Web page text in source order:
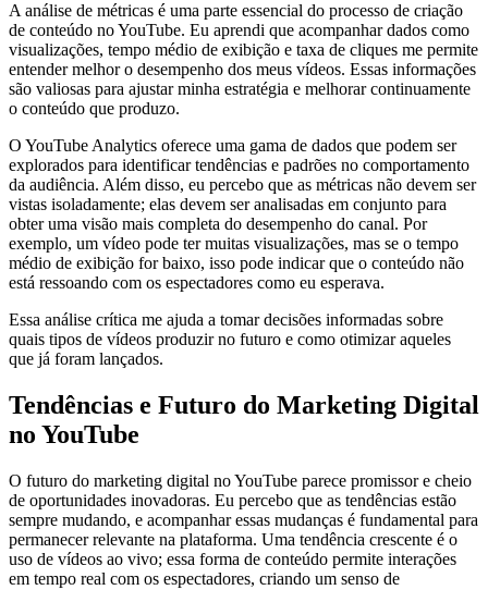
A análise de métricas é uma parte essencial do processo de criação
de conteúdo no YouTube. Eu aprendi que acompanhar dados como
visualizações, tempo médio de exibição e taxa de cliques me permite
entender melhor o desempenho dos meus vídeos. Essas informações
são valiosas para ajustar minha estratégia e melhorar continuamente
o conteúdo que produzo.
O YouTube Analytics oferece uma gama de dados que podem ser
explorados para identificar tendências e padrões no comportamento
da audiência. Além disso, eu percebo que as métricas não devem ser
vistas isoladamente; elas devem ser analisadas em conjunto para
obter uma visão mais completa do desempenho do canal. Por
exemplo, um vídeo pode ter muitas visualizações, mas se o tempo
médio de exibição for baixo, isso pode indicar que o conteúdo não
está ressoando com os espectadores como eu esperava.
Essa análise crítica me ajuda a tomar decisões informadas sobre
quais tipos de vídeos produzir no futuro e como otimizar aqueles
que já foram lançados.
Tendências e Futuro do Marketing Digital
no YouTube
O futuro do marketing digital no YouTube parece promissor e cheio
de oportunidades inovadoras. Eu percebo que as tendências estão
sempre mudando, e acompanhar essas mudanças é fundamental para
permanecer relevante na plataforma. Uma tendência crescente é o
uso de vídeos ao vivo; essa forma de conteúdo permite interações
em tempo real com os espectadores, criando um senso de